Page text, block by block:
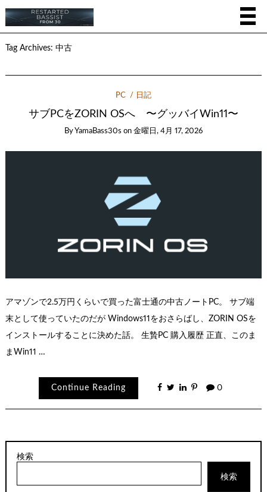
Tag Archives: 中古
PC 日記
サブPCをZORIN OSへ 〜グッバイWin11〜
ByYamaBass30s on 金曜日, 4月 17, 2026
アマゾンで2.5万円くらいで買った富士通の中古ノートPC。 サブ端
末として使っていたのだが Windows11をおさらばし、ZORIN OSを
インストールすることに決めた話。 生贄PC 購入履歴 正直、このま
まWin11 …
Continue Reading 0
検索
検索